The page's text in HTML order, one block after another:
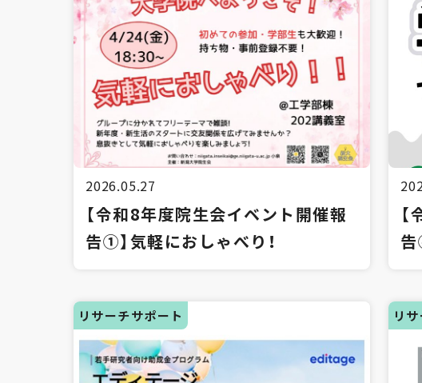
2026.05.27
【令和8年度院生会イベント開催報
告①】気軽におしゃべり！
告
リサーチサポート リ